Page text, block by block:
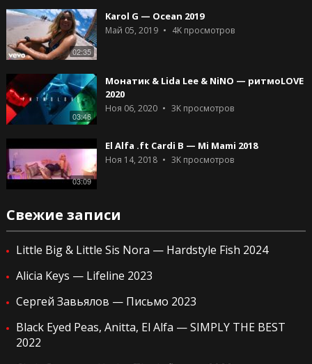
02:35
Karol G — Ocean 2019
Май 05, 2019 4Kпросмотров
03:46
Монатик & Lida Lee & NiNO — ритмоLOVE
2020
Ноя 06, 2020 3Kпросмотров
03:09
El Alfa .ft Cardi B — Mi Mami 2018
Ноя 14, 2018 3Kпросмотров
Свежие записи
Little Big & Little Sis Nora — Hardstyle Fish 2024
Alicia Keys — Lifeline 2023
Сергей Завьялов — Письмо 2023
Black Eyed Peas, Anitta, El Alfa — SIMPLY THE BEST
2022